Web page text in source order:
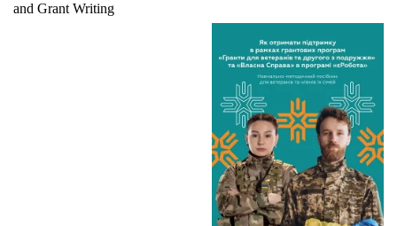
and Grant Writing